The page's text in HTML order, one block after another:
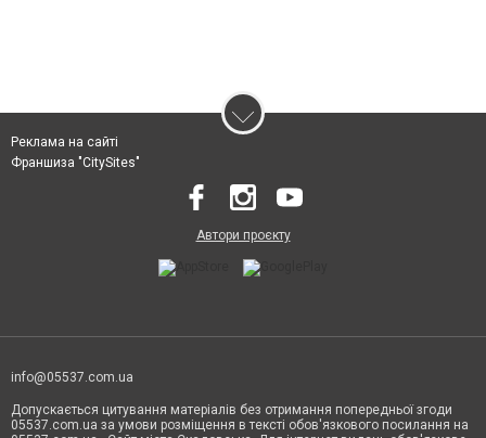
Реклама на сайті
Франшиза "CitySites"
Автори проєкту
info@05537.com.ua
Допускається цитування матеріалів без отримання попередньої згоди
05537.com.ua за умови розміщення в тексті обов'язкового посилання на